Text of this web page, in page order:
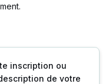
inscription ou
de votre